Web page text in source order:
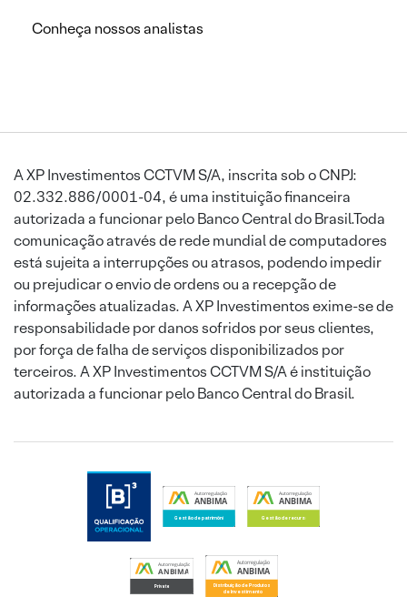
Conheça nossos analistas
A XP Investimentos CCTVM S/A, inscrita sob o CNPJ:
02.332.886/0001-04, é uma instituição financeira
autorizada a funcionar pelo Banco Central do Brasil.Toda
comunicação através de rede mundial de computadores
está sujeita a interrupções ou atrasos, podendo impedir
ou prejudicar o envio de ordens ou a recepção de
informações atualizadas. A XP Investimentos exime-se de
responsabilidade por danos sofridos por seus clientes,
por força de falha de serviços disponibilizados por
terceiros. A XP Investimentos CCTVM S/A é instituição
autorizada a funcionar pelo Banco Central do Brasil.